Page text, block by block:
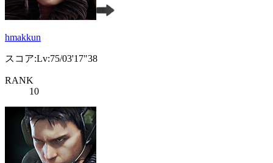
hmakkun
スコア:Lv:75/03'17"38
RANK
10